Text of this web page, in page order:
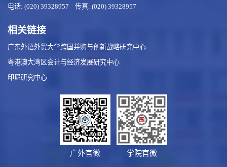
电话: (020) 39328957 传真: (020) 39328957
相关链接
广东外语外贸大学跨国并购与创新战略研究中心
粤港澳大湾区会计与经济发展研究中心
印尼研究中心
广外官微 学院官微